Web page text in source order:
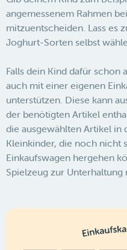
angemessenem Rahmen
mitzuentscheiden. Lass es
Joghurt-Sorten selbst
Falls dein Kind dafür schon
auch mit einer eigenen
unterstützen. Diese kann
der benötigten Artikel
die ausgewählten Artikel in
Kleinkinder, die noch nicht
Einkaufswagen hergehen
Spielzeug zur Unterhaltung